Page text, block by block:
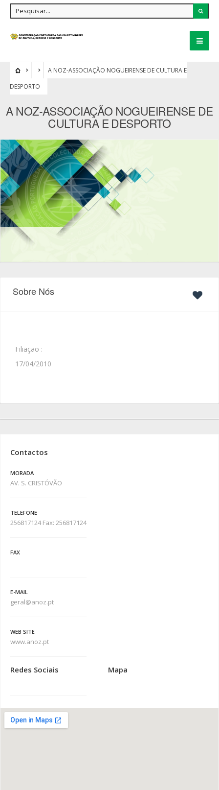
A NOZ-ASSOCIAÇÃO NOGUEIRENSE DE CULTURA E
DESPORTO
A NOZ-ASSOCIAÇÃO NOGUEIRENSE DE
CULTURA E DESPORTO
Sobre Nós
Filiação :
17/04/2010
Contactos
MORADA
AV. S. CRISTÓVÃO
TELEFONE
256817124 Fax: 256817124
FAX
E-MAIL
geral@anoz.pt
WEB SITE
www.anoz.pt
Redes Sociais Mapa